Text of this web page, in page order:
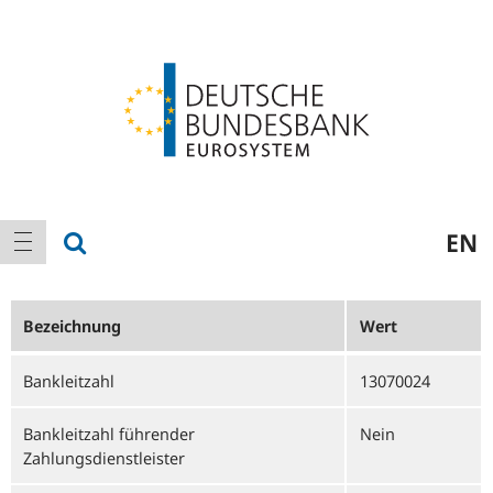
Hauptnavigation
Navigation anzeigen EN
Bezeichnung Wert
Bankleitzahl 13070024
Bankleitzahl führender
Zahlungsdienstleister
Nein